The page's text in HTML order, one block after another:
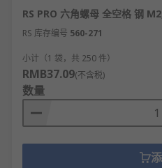
工。
求。
耐腐蚀垫圈采用不锈钢
劣环境。
弹簧垫圈具有永久弹性
成本极低，但在紧固系
RS PRO 六角螺母 全空格 钢
RS 库存编号 560-271
小计（1 袋，共 250 件）
RMB37.09(不含税)
数量